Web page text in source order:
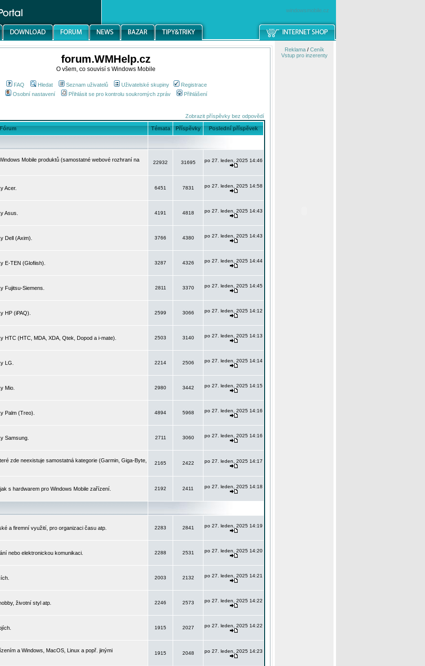
windowsmobile.cz
forum.WMHelp.cz
O všem, co souvisí s Windows Mobile
FAQ Hledat Seznam uživatelů Uživatelské skupiny
Registrace
Osobní nastavení
Přihlásit se pro kontrolu soukromých zpráv Přihlášení
Zobrazit příspěvky bez odpovědí
Fórum Témata Příspěvky Poslední příspěvek
Mobile produktů (samostatné webové rozhraní na
22932 31695 po 27. leden, 2025 14:46
Acer.
6451 7831 po 27. leden, 2025 14:58
Asus.
4191 4818 po 27. leden, 2025 14:43
Dell (Axim).
3766 4380 po 27. leden, 2025 14:43
E-TEN (Glofiish).
3287 4326 po 27. leden, 2025 14:44
Fujitsu-Siemens.
2811 3370 po 27. leden, 2025 14:45
HP (iPAQ).
2599 3066 po 27. leden, 2025 14:12
(HTC, MDA, XDA, Qtek, Dopod a i-mate).
2503 3140 po 27. leden, 2025 14:13
LG.
2214 2506 po 27. leden, 2025 14:14
Mio.
2980 3442 po 27. leden, 2025 14:15
Palm (Treo).
4894 5968 po 27. leden, 2025 14:16
Samsung.
2711 3060 po 27. leden, 2025 14:16
zde neexistuje samostatná kategorie (Garmin, Giga-Byte,
2165 2422 po 27. leden, 2025 14:17
s hardwarem pro Windows Mobile zařízení.
2192 2411 po 27. leden, 2025 14:18
a firemní využití, pro organizaci času atp.
2283 2841 po 27. leden, 2025 14:19
nebo elektronickou komunikaci.
2288 2531 po 27. leden, 2025 14:20
2003 2132 po 27. leden, 2025 14:21
životní styl atp.
2246 2573 po 27. leden, 2025 14:22
1915 2027 po 27. leden, 2025 14:22
a Windows, MacOS, Linux a popř. jinými
1915 2048 po 27. leden, 2025 14:23
Reklama/ Ceník
Vstup pro inzerenty